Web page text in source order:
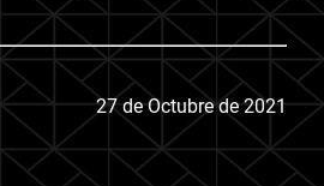
27 de Octubre de 2021